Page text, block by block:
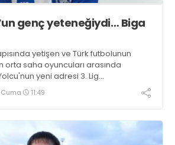
genç yeteneğiydi… Biga
yetişen ve Türk futbolunun
saha oyuncuları arasında
yeni adresi 3. Lig
ile 1+1 yıllık anlaşma sağladı.
11:49